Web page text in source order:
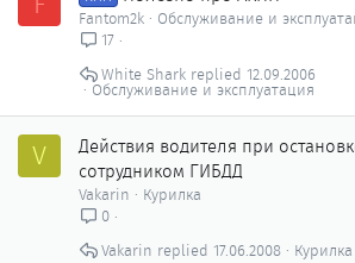
Fantom2k
Обслуживание и
17
Обслуживание и эксплуатация
12.09.2006
White Shark
V
Действия водителя при
сотрудником ГИБДД
Vakarin
Курилка
0
Курилка
17.06.2008
Vakarin